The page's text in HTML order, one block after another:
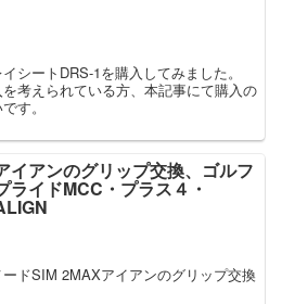
シートDRS-1を購入してみました。
考えられている方、本記事にて購入の
す。
イアンのグリップ交換、ゴルフ
ライドMCC・プラス４・
ドSIM 2MAXアイアンのグリップ交換